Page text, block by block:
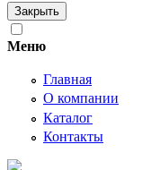
Закрыть
Меню
Главная
О компании
Каталог
Контакты